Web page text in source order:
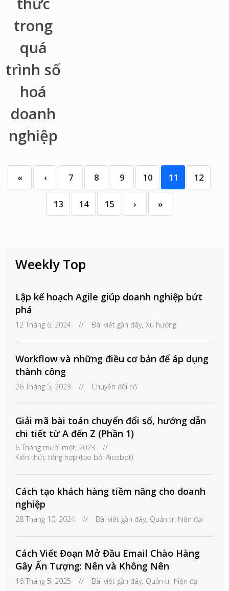
« ‹ 7 8 9 10 11 12
13 14 15 › »
Weekly Top
Lập kế hoạch Agile giúp doanh nghiệp bứt
phá
12 Tháng 6, 2024 // Bài viết gần đây, Xu hướng
Workflow và những điều cơ bản để áp dụng
thành công
26 Tháng 5, 2023 // Chuyển đổi số
Giải mã bài toán chuyển đổi số, hướng dẫn
chi tiết từ A đến Z (Phần 1)
6 Tháng mười một, 2023
//
Kiến thức tổng hợp (tạo bởi Aicobot)
Cách tạo khách hàng tiềm năng cho doanh
nghiệp
28 Tháng 10, 2024 // Bài viết gần đây, Quản trị hiện đại
Cách Viết Đoạn Mở Đầu Email Chào Hàng
Gây Ấn Tượng: Nên và Không Nên
16 Tháng 5, 2025 // Bài viết gần đây, Quản trị hiện đại